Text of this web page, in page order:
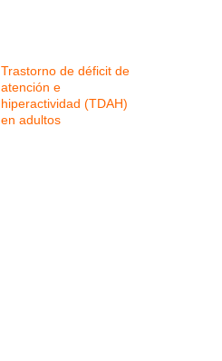
Trastorno de déficit de
atención e
hiperactividad (TDAH)
en adultos